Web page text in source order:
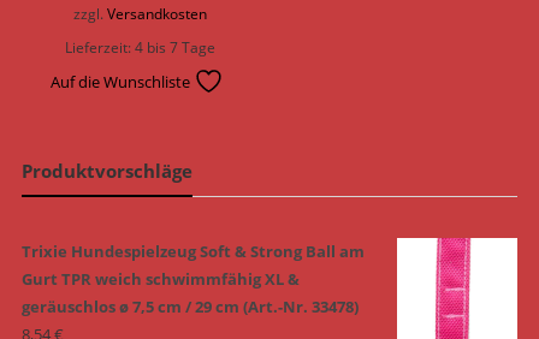
zzgl.Versandkosten
Lieferzeit:4 bis 7 Tage
Auf die Wunschliste
Produktvorschläge
Trixie Hundespielzeug Soft & Strong Ball am
Gurt TPR weich schwimmfähig XL &
geräuschlos ø 7,5 cm / 29 cm (Art.-Nr. 33478)
8,54€